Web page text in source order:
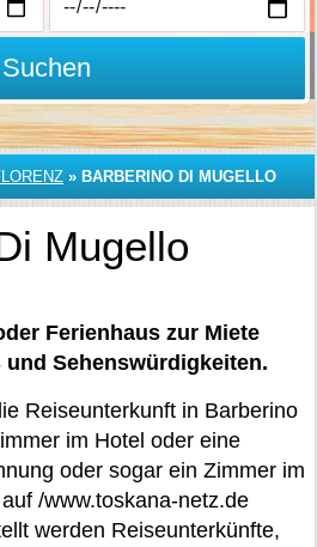
Suchen
» BARBERINO DI MUGELLO
Mugello
Ferienhaus zur Miete
Sehenswürdigkeiten.
Reiseunterkunft in Barberino
im Hotel oder eine
oder sogar ein Zimmer im
/www.toskana-netz.de
werden Reiseunterkünfte,